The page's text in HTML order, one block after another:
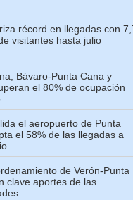
récord en llegadas con
visitantes hasta julio
Bávaro-Punta Cana y
el 80% de ocupación
el aeropuerto de Punta
el 58% de las llegadas a
de Verón-Punta
clave aportes de las